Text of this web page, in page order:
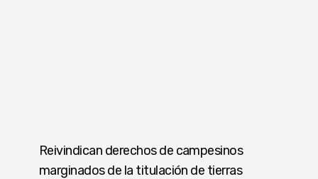
Reivindican derechos de campesinos
marginados de la titulación de tierras